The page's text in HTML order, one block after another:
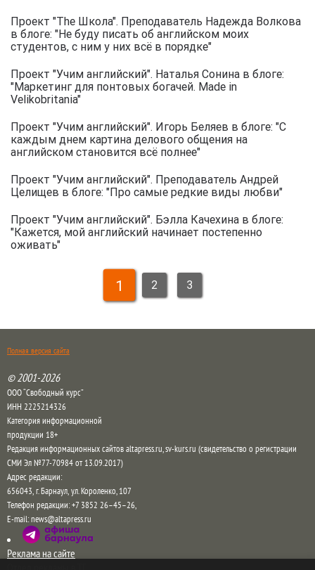
Проект "The Школа". Преподаватель Надежда Волкова
в блоге: "Не буду писать об английском моих
студентов, с ним у них всё в порядке"
Проект "Учим английский". Наталья Сонина в блоге:
"Маркетинг для понтовых богачей. Made in
Velikobritania"
Проект "Учим английский". Игорь Беляев в блоге: "С
каждым днем картина делового общения на
английском становится всё полнее"
Проект "Учим английский". Преподаватель Андрей
Целищев в блоге: "Про самые редкие виды любви"
Проект "Учим английский". Бэлла Качехина в блоге:
"Кажется, мой английский начинает постепенно
оживать"
1 2 3
Полная версия сайта
© 2001-2026
ООО “Свободный курс”
ИНН 2225214326
Категория информационной
продукции 18+
Редакция информационных сайтов altapress.ru, sv-kurs.ru (свидетельство о регистрации
СМИ Эл №77-70984 от 13.09.2017)
Адрес редакции:
656043,г. Барнаул,ул. Короленко, 107
Телефон редакции:+7 3852 26–45–26,
E-mail:news@altapress.ru
Реклама на сайте